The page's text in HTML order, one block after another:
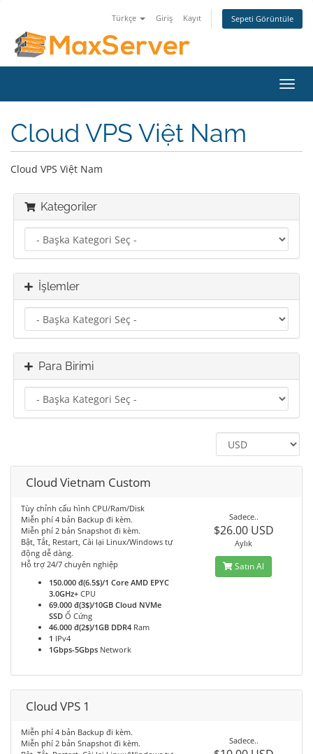
Türkçe Giriş Kayıt Sepeti Görüntüle
Cloud VPS Việt Nam
Cloud VPS Việt Nam
Kategoriler
İşlemler
Para Birimi
Cloud Vietnam Custom
Tùy chỉnh cấu hình CPU/Ram/Disk
Miễn phí 4 bản Backup đi kèm.
Miễn phí 2 bản Snapshot đi kèm.
Bật, Tắt, Restart, Cài lại Linux/Windows tự
động dễ dàng.
Hỗ trợ 24/7 chuyên nghiệp
150.000 đ(6.5$)/1 Core AMD EPYC
3.0GHz+ CPU
69.000 đ(3$)/10GB Cloud NVMe
SSD Ổ Cứng
46.000 đ(2$)/1GB DDR4 Ram
1 IPv4
1Gbps-5Gbps Network
Sadece..
$26.00 USD
Aylık
Satın Al
Cloud VPS 1
Miễn phí 4 bản Backup đi kèm.
Miễn phí 2 bản Snapshot đi kèm.
Sadece..